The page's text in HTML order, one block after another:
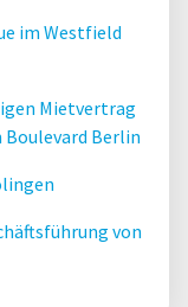
im Westfield
Mietvertrag
Boulevard Berlin
von